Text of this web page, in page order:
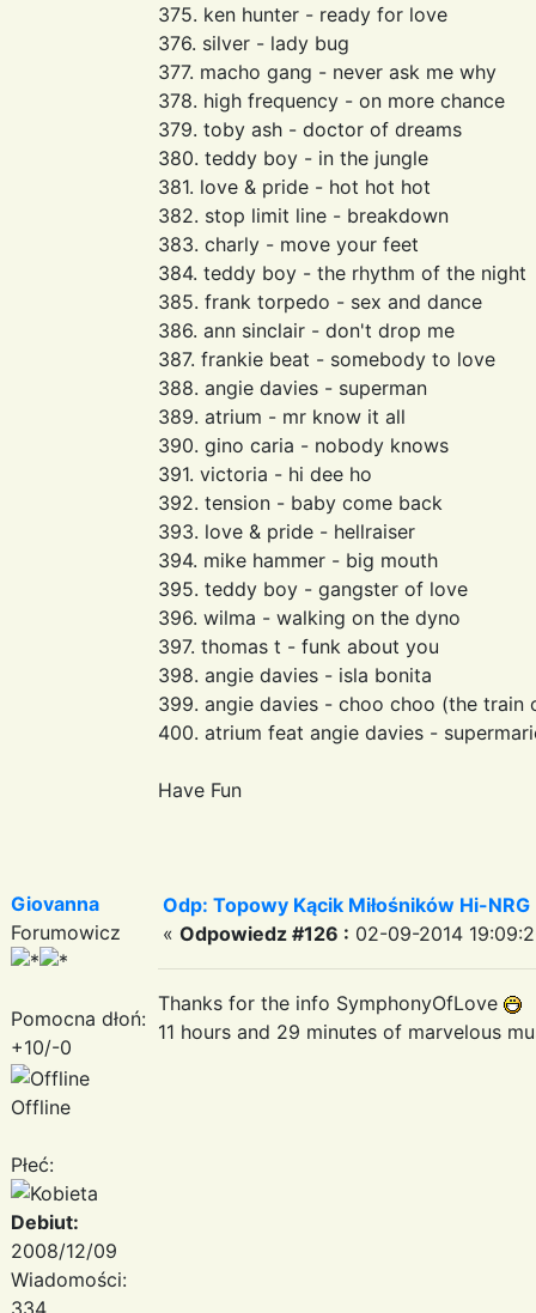
375. ken hunter - ready for love
376. silver - lady bug
377. macho gang - never ask me why
378. high frequency - on more chance
379. toby ash - doctor of dreams
380. teddy boy - in the jungle
381. love & pride - hot hot hot
382. stop limit line - breakdown
383. charly - move your feet
384. teddy boy - the rhythm of the night
385. frank torpedo - sex and dance
386. ann sinclair - don't drop me
387. frankie beat - somebody to love
388. angie davies - superman
389. atrium - mr know it all
390. gino caria - nobody knows
391. victoria - hi dee ho
392. tension - baby come back
393. love & pride - hellraiser
394. mike hammer - big mouth
395. teddy boy - gangster of love
396. wilma - walking on the dyno
397. thomas t - funk about you
398. angie davies - isla bonita
399. angie davies - choo choo (the train
400. atrium feat angie davies -
Have Fun
Giovanna
Forumowicz
Pomocna dłoń:
+10/-0
Offline
Płeć:
Debiut:
2008/12/09
Wiadomości:
334
Odp: Topowy Kącik Miłośników Hi-NRG
« Odpowiedz #126 : 02-09-2014
Thanks for the info SymphonyOfLove
11 hours and 29 minutes of marvelous